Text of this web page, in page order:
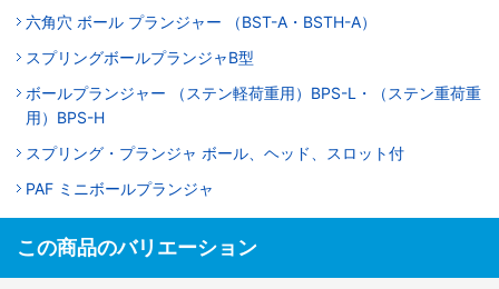
六角穴 ボール プランジャー （BST-A・BSTH-A）
スプリングボールプランジャB型
ボールプランジャー （ステン軽荷重用）BPS-L・（ステン重荷重
用）BPS-H
スプリング・プランジャ ボール、ヘッド、スロット付
PAF ミニボールプランジャ
この商品のバリエーション